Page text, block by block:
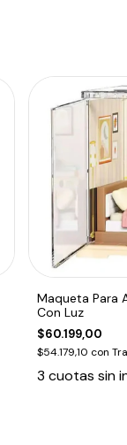
Maqueta Para
Con Luz
$60.199,00
$54.179,10 con
3 cuotas sin